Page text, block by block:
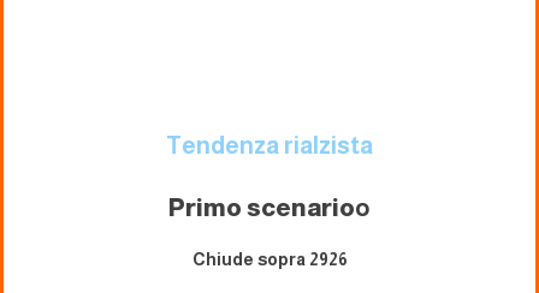
Tendenza rialzista
Primo scenarioo
Chiude sopra 2926